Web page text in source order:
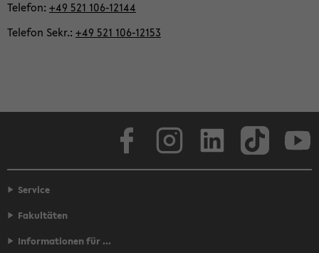
der
Sek­
Te­le­fon +49 521 106-​12144
Te­le­fon Sekr. +49 521 106-​12153
Face­book
Service
Fakultäten
Informationen für ...